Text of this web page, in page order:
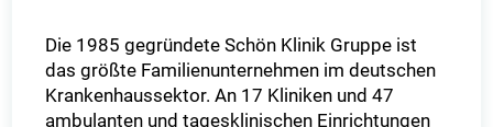
Die 1985 gegründete Schön Klinik Gruppe ist
das größte Familienunternehmen im deutschen
Krankenhaussektor. An 17 Kliniken und 47
ambulanten und tagesklinischen Einrichtungen